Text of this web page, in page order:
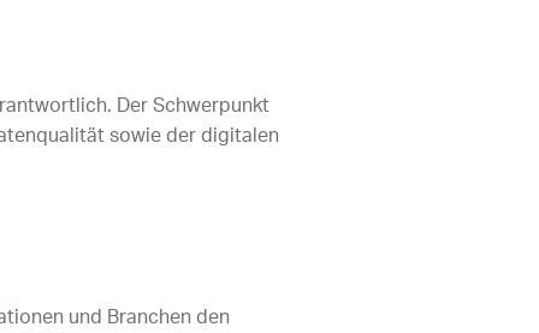
Der Schwerpunkt
sowie der digitalen
und Branchen den